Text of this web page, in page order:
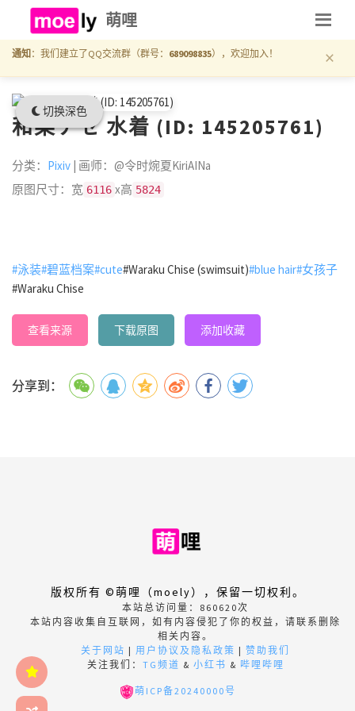
切换深色
萌哩
通知 ：我们建立了QQ交流群（群号： 689098835），欢迎加入！ ×
和楽チセ 水着 (ID: 145205761)
分类： Pixiv | 画师：@令时焥夏KiriAINa
原图尺寸：宽 6116 x高 5824
#泳装#碧蓝档案#cute#Waraku Chise (swimsuit)#blue hair#女孩子
#Waraku Chise
查看来源 下载原图 添加收藏
分享到：
版权所有 ©萌哩（moely），保留一切权利。
本站总访问量： 860620次
本站内容收集自互联网，如有内容侵犯了你的权益，请联系删除
相关内容。
关于网站 | 用户协议及隐私政策 | 赞助我们
关注我们： TG频道 & 小红书 & 哔哩哔哩
萌ICP备20240000号